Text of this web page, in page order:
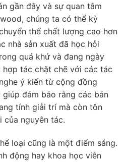
gần đây và sự quan tâm
chúng ta có thể kỳ
thể chất lượng cao hơn
nhà sản xuất đã học hỏi
quá khứ và đang ngày
tác chặt chẽ với các tác
ý kiến từ cộng đồng
đảm bảo rằng các bản
tính giải trí mà còn tôn
nguyên tác.
loại cũng là một điểm sáng.
động hay khoa học viễn